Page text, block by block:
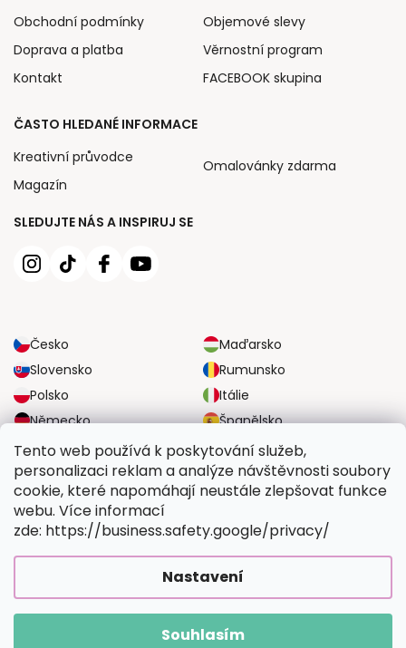
Tento web používá k poskytování služeb,
personalizaci reklam a analýze návštěvnosti soubory
cookie, které napomáhají neustále zlepšovat funkce
webu. Více informací
zde: https://business.safety.google/privacy/
Nastavení
Souhlasím
SLEDUJTE NÁS A INSPIRUJ SE
Česko
Maďarsko
Slovensko
Rumunsko
Polsko
Itálie
Německo
Španělsko
Velká Británie
Rakousko
Obchodní podmínky
Doprava a platba
Kontakt
Objemové slevy
Věrnostní program
FACEBOOK skupina
ČASTO HLEDANÉ INFORMACE
Kreativní průvodce
Magazín
Omalovánky zdarma
SPOLEHLIVÉ MOŽNOSTI DOPRAVY
BEZPEČNÉ MOŽNOSTI PLATBY
Vymalujsisam.cz. Všechna práva vyhrazena.